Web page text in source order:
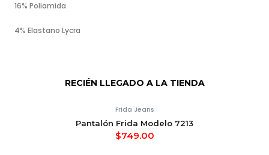
16% Poliamida
4% Elastano Lycra
RECIÉN LLEGADO A LA TIENDA
Frida Jeans
Pantalón Frida Modelo 7213
$749.00